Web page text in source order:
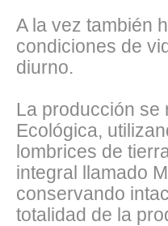
A la vez también
condiciones de
diurno.
La producción se
Ecológica,
lombrices de
integral llamado
conservando
totalidad de la